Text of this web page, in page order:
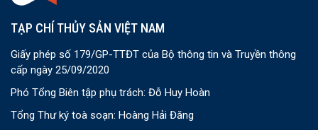
TẠP CHÍ THỦY SẢN VIỆT NAM
Giấy phép số 179/GP-TTĐT của Bộ thông tin và Truyền thông
cấp ngày 25/09/2020
Phó Tổng Biên tập phụ trách: Đỗ Huy Hoàn
Tổng Thư ký toà soạn: Hoàng Hải Đăng